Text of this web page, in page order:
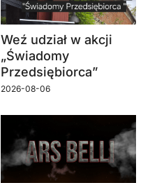
Weź udział w akcji
„Świadomy
Przedsiębiorca”
2026-08-06